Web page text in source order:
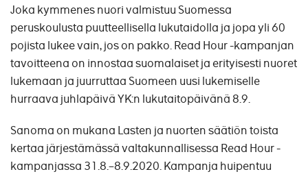
Joka kymmenes nuori valmistuu Suomessa
peruskoulusta puutteellisella lukutaidolla ja jopa yli 60
pojista lukee vain, jos on pakko. Read Hour -kampanjan
tavoitteena on innostaa suomalaiset ja erityisesti nuoret
lukemaan ja juurruttaa Suomeen uusi lukemiselle
hurraava juhlapäivä YK:n lukutaitopäivänä 8.9.
Sanoma on mukana Lasten ja nuorten säätiön toista
kertaa järjestämässä valtakunnallisessa Read Hour -
kampanjassa 31.8.–8.9.2020. Kampanja huipentuu